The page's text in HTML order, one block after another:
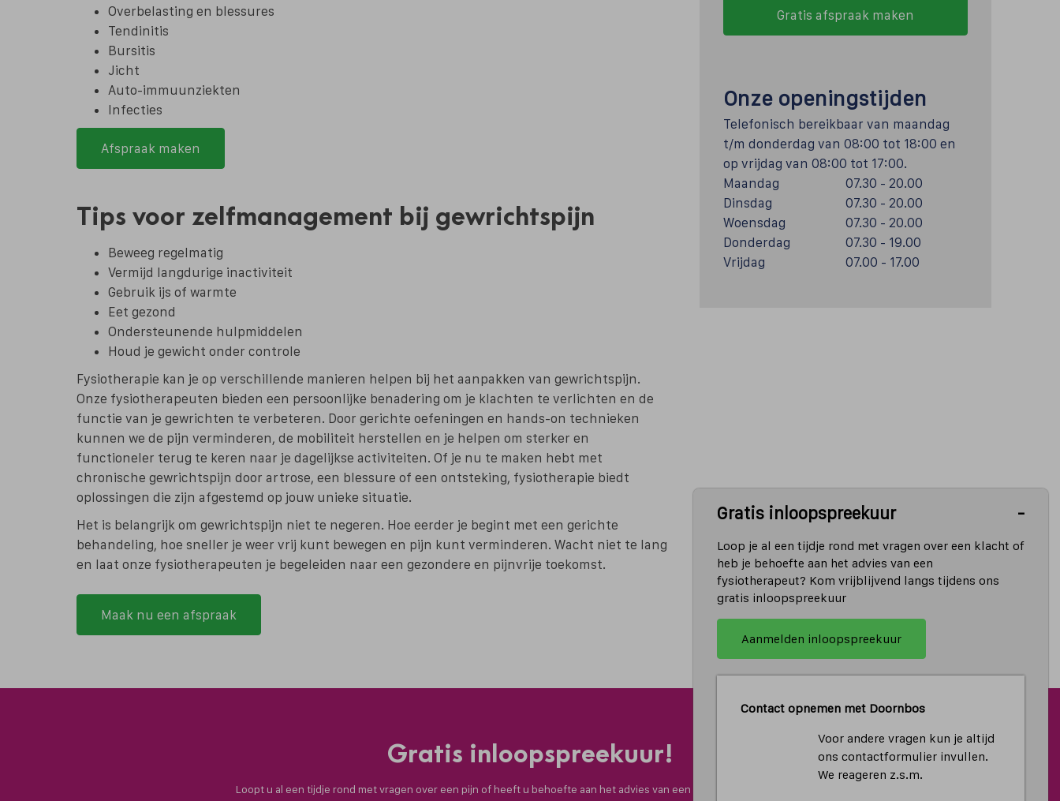
Overbelasting en blessures
Tendinitis
Bursitis
Jicht
Auto-immuunziekten
Infecties
Afspraak maken
Tips voor zelfmanagement bij gewrichtspijn
Beweeg regelmatig
Vermijd langdurige inactiviteit
Gebruik ijs of warmte
Eet gezond
Ondersteunende hulpmiddelen
Houd je gewicht onder controle
Fysiotherapie kan je op verschillende manieren helpen bij het aanpakken van gewrichtspijn.
Onze fysiotherapeuten bieden een persoonlijke benadering om je klachten te verlichten en de
functie van je gewrichten te verbeteren. Door gerichte oefeningen en hands-on technieken
kunnen we de pijn verminderen, de mobiliteit herstellen en je helpen om sterker en
functioneler terug te keren naar je dagelijkse activiteiten. Of je nu te maken hebt met
chronische gewrichtspijn door artrose, een blessure of een ontsteking, fysiotherapie biedt
oplossingen die zijn afgestemd op jouw unieke situatie.
Het is belangrijk om gewrichtspijn niet te negeren. Hoe eerder je begint met een gerichte
behandeling, hoe sneller je weer vrij kunt bewegen en pijn kunt verminderen. Wacht niet te lang
en laat onze fysiotherapeuten je begeleiden naar een gezondere en pijnvrije toekomst.
Maak nu een afspraak
Gratis afspraak maken
Onze openingstijden
Telefonisch bereikbaar van maandag
t/m donderdag van 08:00 tot 18:00 en
op vrijdag van 08:00 tot 17:00.
Maandag
07.30 - 20.00
Dinsdag
07.30 - 20.00
Woensdag
07.30 - 20.00
Donderdag
07.30 - 19.00
Vrijdag
07.00 - 17.00
Gratis inloopspreekuur!
Loopt u al een tijdje rond met vragen over een pijn of heeft u behoefte aan het advies van een fysiotherapeut? Maar u wilt
Gratis inloopspreekuur
Loop je al een tijdje rond met vragen over een klacht of
heb je behoefte aan het advies van een
fysiotherapeut? Kom vrijblijvend langs tijdens ons
gratis inloopspreekuur
Aanmelden inloopspreekuur
Contact opnemen met Doornbos
Voor andere vragen kun je altijd
ons contactformulier invullen.
We reageren z.s.m.